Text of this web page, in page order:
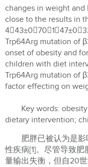
changes in weight
close to the results in
443±070；
Trp64Arg mutation of
onset of obesity and
children with diet
Trp64Arg mutation of
factor effecting on
Key words: obesity;
dietary intervention;
肥胖已被认为是影
性疾病[1]。尽管导致
量输出失衡，但自20